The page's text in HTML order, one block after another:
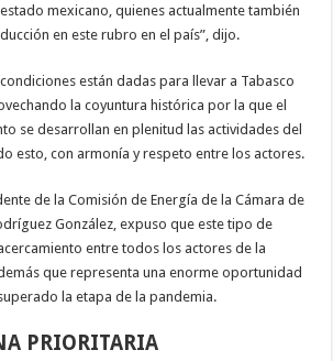
mexicano, quienes actualmente también
en este rubro en el país”, dijo.
están dadas para llevar a Tabasco
la coyuntura histórica por la que el
se desarrollan en plenitud las actividades del
esto, con armonía y respeto entre los actores.
de la Comisión de Energía de la Cámara de
González, expuso que este tipo de
entre todos los actores de la
que representa una enorme oportunidad
la etapa de la pandemia.
PRIORITARIA